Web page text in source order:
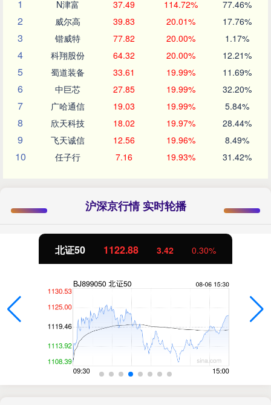
1
N津富 37.49 114.72% 77.46%
2 威尔高 39.83 20.01% 17.76%
3 锴威特 77.82 20.00% 1.17%
4 科翔股份 64.32 20.00% 12.21%
5 蜀道装备 33.61 19.99% 11.69%
6 中巨芯 27.85 19.99% 32.20%
7 广哈通信 19.03 19.99% 5.84%
8 欣天科技 18.02 19.97% 28.44%
9 飞天诚信 12.56 19.96% 8.49%
10 任子行 7.16 19.93% 31.42%
沪深京行情 实时轮播
北证50 1122.88 3.42 0.30%